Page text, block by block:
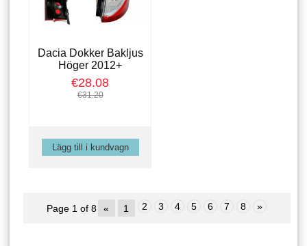
Dacia Dokker Bakljus
Höger 2012+
€28.08
€31.20
Page 1 of 8 « 1 2 3 4 5 6 7 8 »